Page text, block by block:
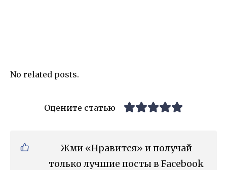
No related posts.
Оцените статью
Жми «Нравится» и получай
только лучшие посты в Facebook